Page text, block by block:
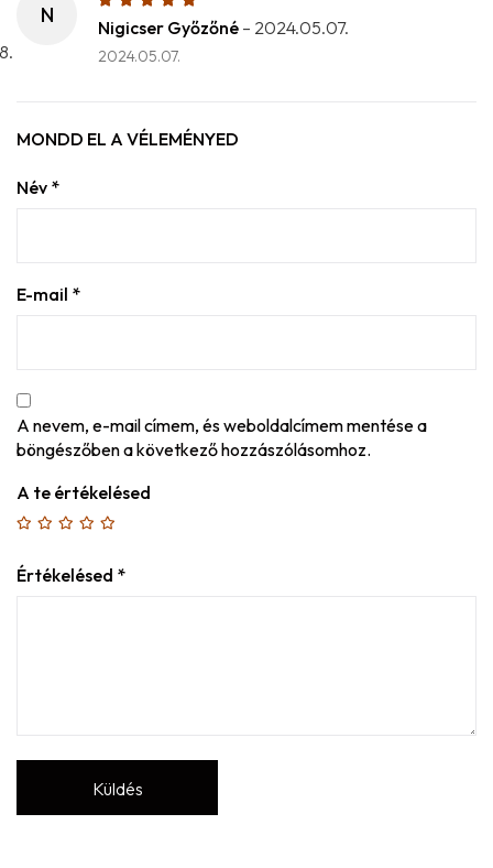
N
Nigicser Győzőné – 2024.05.07.
2024.05.07.
MONDD EL A VÉLEMÉNYED
Név *
E-mail *
A nevem, e-mail címem, és weboldalcímem mentése a
böngészőben a következő hozzászólásomhoz.
A te értékelésed
Értékelésed *